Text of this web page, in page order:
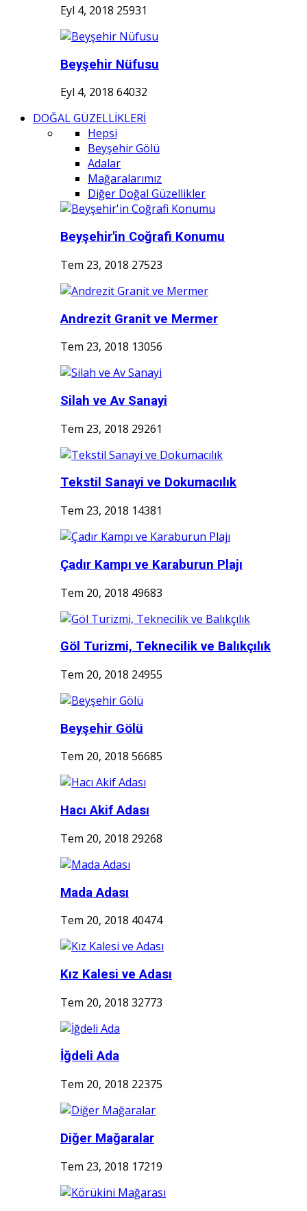
Eyl 4, 2018 25931
Beyşehir Nüfusu
Eyl 4, 2018 64032
DOĞAL GÜZELLİKLERİ
Hepsi
Beyşehir Gölü
Adalar
Mağaralarımız
Diğer Doğal Güzellikler
Beyşehir'in Coğrafi Konumu
Tem 23, 2018 27523
Andrezit Granit ve Mermer
Tem 23, 2018 13056
Silah ve Av Sanayi
Tem 23, 2018 29261
Tekstil Sanayi ve Dokumacılık
Tem 23, 2018 14381
Çadır Kampı ve Karaburun Plajı
Tem 20, 2018 49683
Göl Turizmi, Teknecilik ve Balıkçılık
Tem 20, 2018 24955
Beyşehir Gölü
Tem 20, 2018 56685
Hacı Akif Adası
Tem 20, 2018 29268
Mada Adası
Tem 20, 2018 40474
Kız Kalesi ve Adası
Tem 20, 2018 32773
İğdeli Ada
Tem 20, 2018 22375
Diğer Mağaralar
Tem 23, 2018 17219